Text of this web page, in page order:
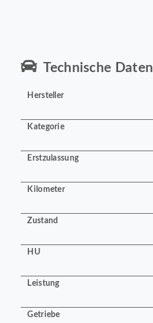
Technische Daten
Hersteller
Kategorie
Erstzulassung
Kilometer
Zustand
HU
Leistung
Getriebe